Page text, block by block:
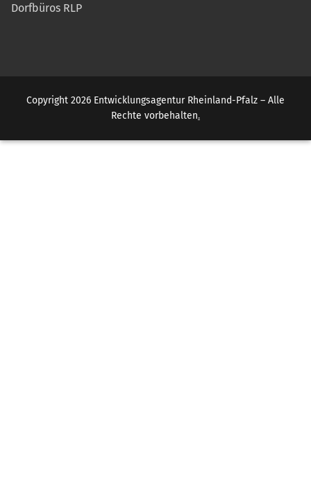
Dorfbüros RLP
Copyright 2026 Entwicklungsagentur Rheinland-Pfalz – Alle
Rechte vorbehalten.